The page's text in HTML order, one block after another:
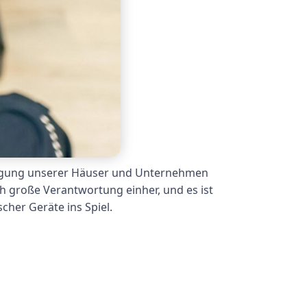
unserer Häuser und Unternehmen
große Verantwortung einher, und es ist
Geräte ins Spiel.